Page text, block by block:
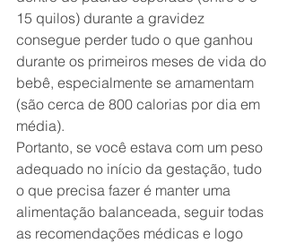
15 quilos) durante a gravidez
consegue perder tudo o que ganhou
durante os primeiros meses de vida do
bebê, especialmente se amamentam
(são cerca de 800 calorias por dia em
média).
Portanto, se você estava com um peso
adequado no início da gestação, tudo
o que precisa fazer é manter uma
alimentação balanceada, seguir todas
as recomendações médicas e logo